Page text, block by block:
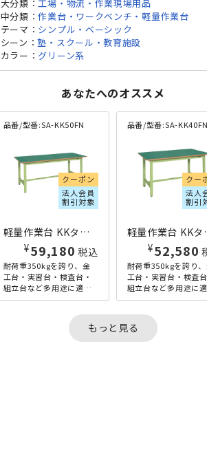
大分類： 工場・物流・作業現場用品
中分類：作業台・ワークベンチ・軽量作業台
テーマ： シンプル・ベーシック
シーン：塾・スクール・教育施設
カラー： グリーン系
あなたへのオススメ
品番/型番:SA-KK50FN
クーポン
法人会員
割引対象
軽量作業台 KKタイプ W1500×D900×H740 グリーン
¥59,180 税込
耐荷重350kgを誇り、金
工台・実習台・検査台・
組立台など多用途に適し
た軽量作業台の幅
タイプ。サカエリューム
品番/型番:SA-
クー
法人
割引
軽量作業
¥52,580
耐荷重350kgを誇り
工台・実習台・検査
組立台など多用途に
た軽量作業台の幅
タイプ。サカエリュ
天板...
もっと見る